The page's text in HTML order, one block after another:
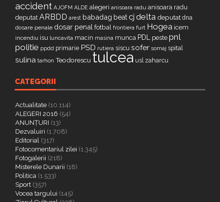
accident AJOFM ALDE alegeri anisoara radu anisoara radu
deputat ARBDD arest babadag beatcj delta deputat dna
dosare penale dosar penal fotbal frontiera furt Hogea icem
incendiu isu luncavita macin masina munca PDL peste pnl
politie ppdd primarie PSD rutiera siscu sofer somaj spital
sulina tarhon Teodorescu tulcea usl zaharcu
CATEGORII
Actualitate (10.114)
ALEGERI 2016 (54)
ANUNȚURI (13)
Dezvaluiri (1.708)
Editorial (317)
Fotocomentariul zilei (1.345)
Fotogalerii (218)
Misterele Dunarii (18)
Politica (1.533)
Sport (357)
Vocea targului (145)